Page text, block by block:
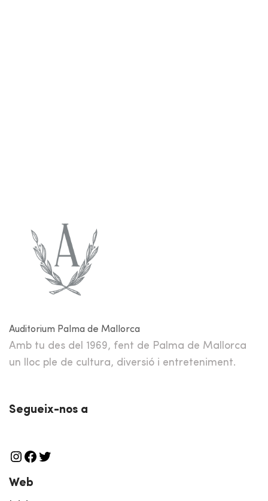
Auditorium Palma de Mallorca
Amb tu des del 1969, fent de Palma de Mallorca
un lloc ple de cultura, diversió i entreteniment.
Segueix-nos a
Web